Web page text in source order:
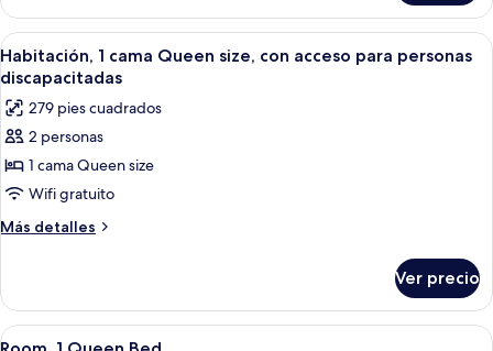
1
habitación
Abrir
todas
las
fotos
de
Habitación,
1
cama
con
acceso
Habitación de hotel con ducha,
7
Habitación, 1 cama Queen size, con acceso para personas
discapacitadas
279 pies cuadrados
2 personas
1 cama Queen size
Wifi gratuito
Más detalles
Más
1
cama
Queen
Ver precio
Abrir
Una bandeja con cafetera, bolsitas
4